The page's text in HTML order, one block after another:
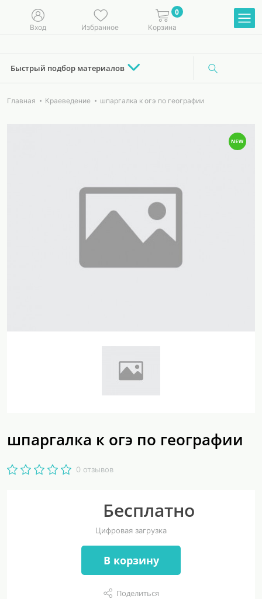
Вход Избранное
0
Корзина
Быстрый подбор материалов
Главная Краеведение шпаргалка к огэ по географии
шпаргалка к огэ по географии
0 отзывов
Бесплатно
Цифровая загрузка
В корзину
Поделиться